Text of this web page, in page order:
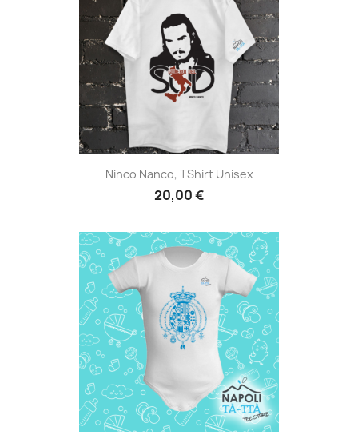
Ninco Nanco, TShirt Unisex
20,00 €